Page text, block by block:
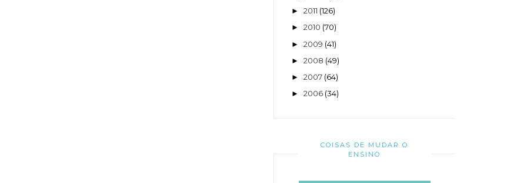
► 2011 (126)
► 2010 (70)
► 2009 (41)
► 2008 (49)
► 2007 (64)
► 2006 (34)
COISAS DE MUDAR O
ENSINO